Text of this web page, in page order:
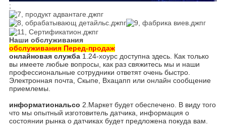
;
Наши обслуживания
обслуживания Перед-продаж
онлайновая служба1.24-хоурс доступна здесь. Как только
вы имеете любые вопросы, как раз свяжитесь мы и наши
профессиональные сотрудники ответят очень быстро.
Электронная почта, Скыпе, Вхацапп или онлайн сообщение
приемлемы.
информатиональсо 2.Маркет будет обеспечено. В виду того
что мы опытный изготовитель датчика, информация о
состоянии рынка о датчиках будет предложена покуда вам.